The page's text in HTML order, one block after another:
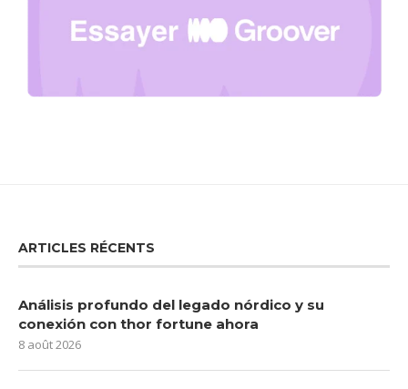
ARTICLES RÉCENTS
Análisis profundo del legado nórdico y su
conexión con thor fortune ahora
8 août 2026